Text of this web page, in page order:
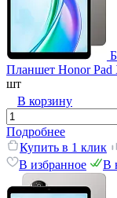
Планшет Honor Pad
шт
В корзину
Подробнее
Купить в 1 клик
В избранное
В